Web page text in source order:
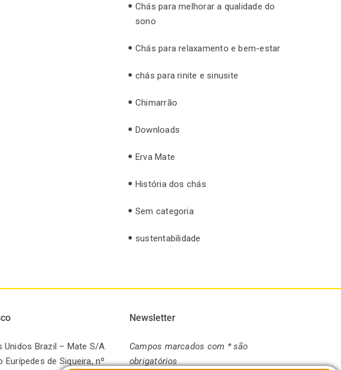
Chás para melhorar a qualidade do
sono
Chás para relaxamento e bem-estar
chás para rinite e sinusite
Chimarrão
Downloads
Erva Mate
História dos chás
Sem categoria
sustentabilidade
Unidos Brazil – Mate S/A.
Eurípedes de Siqueira, nº
Newsletter
Campos marcados com * são
obrigatórios